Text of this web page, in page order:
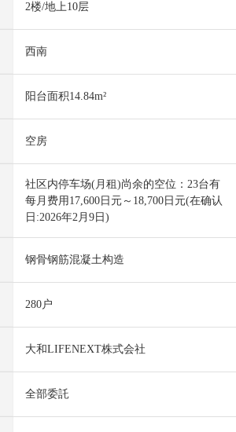
2楼/地上10层
西南
阳台面积14.84m²
空房
社区内停车场(月租)尚余的空位：23台有
每月费用17,600日元～18,700日元(在确认
日:2026年2月9日)
钢骨钢筋混凝土构造
280户
大和LIFENEXT株式会社
全部委託